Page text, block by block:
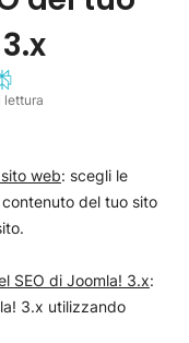
lettura
web: scegli le
del tuo sito
SEO di Joomla! 3.x:
3.x utilizzando